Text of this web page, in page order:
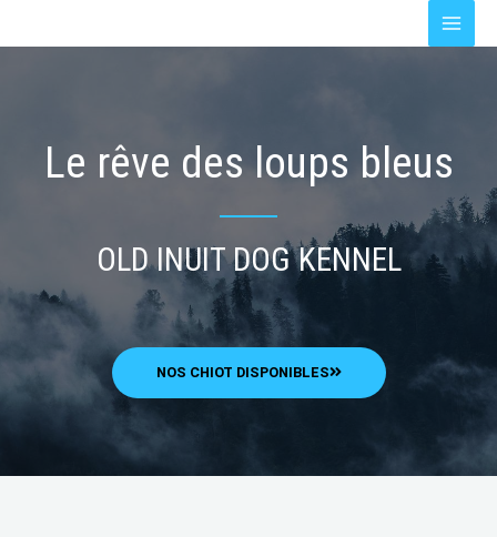
Le rêve des loups bleus
OLD INUIT DOG KENNEL
NOS CHIOT DISPONIBLES